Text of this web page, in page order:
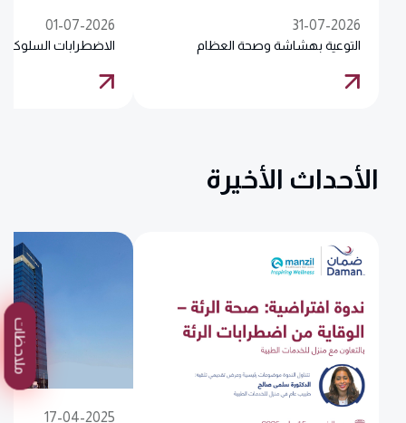
31-07-2026
التوعية بهشاشة وصحة العظام
01-07-2026
الاضطرابات السلوكية
الأحداث الأخيرة
17-04-2025
ملاحظات